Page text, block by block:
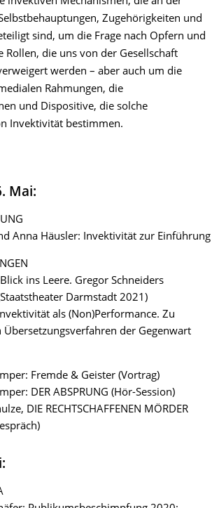
Zugehörigkeiten und
sind, um die Frage nach Opfern und
Rollen, die uns von der Gesellschaft
werden – aber auch um die
Rahmungen, die
und Dispositive, die solche
Invektivität bestimmen.
Mai:
Anna Häusler: Invektivität zur Einführung
ins Leere. Gregor Schneiders
Darmstadt 2021)
als (Non)Performance. Zu
der Gegenwart
Fremde & Geister (Vortrag)
DER ABSPRUNG (Hör-Session)
DIE RECHTSCHAFFENEN MÖRDER